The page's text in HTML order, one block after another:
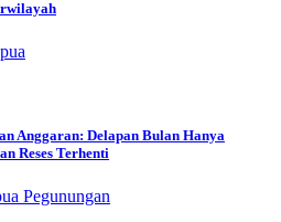
Anggaran: Delapan Bulan Hanya
Reses Terhenti
Pegunungan